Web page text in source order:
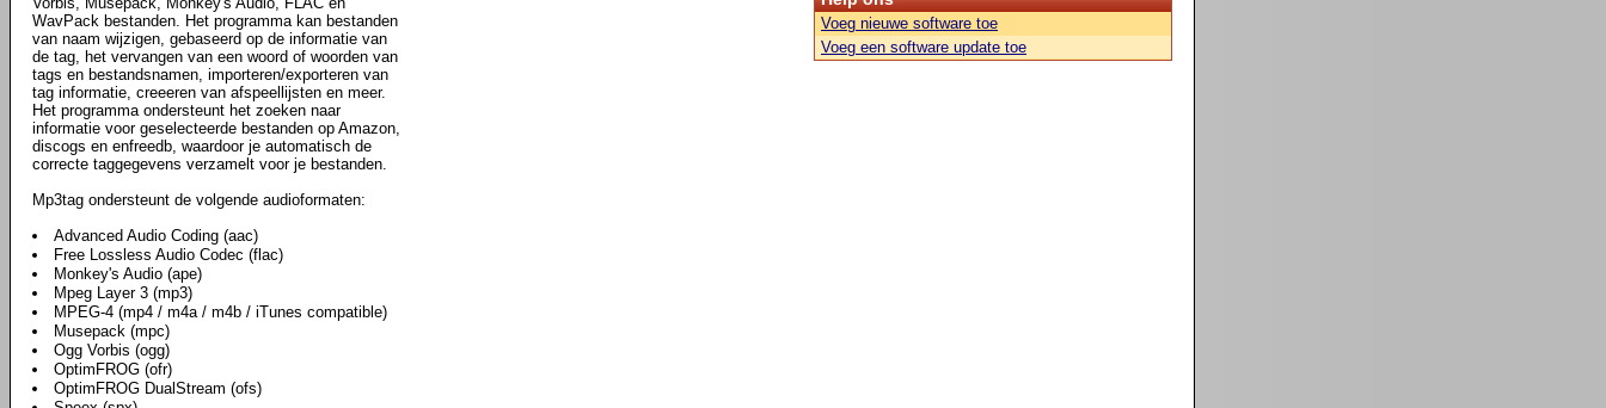
WavPack bestanden. Het programma kan bestanden
van naam wijzigen, gebaseerd op de informatie van
de tag, het vervangen van een woord of woorden van
tags en bestandsnamen, importeren/exporteren van
tag informatie, creeeren van afspeellijsten en meer.
Het programma ondersteunt het zoeken naar
informatie voor geselecteerde bestanden op Amazon,
discogs en enfreedb, waardoor je automatisch de
correcte taggegevens verzamelt voor je bestanden.
Mp3tag ondersteunt de volgende audioformaten:
Advanced Audio Coding (aac)
Free Lossless Audio Codec (flac)
Monkey's Audio (ape)
Mpeg Layer 3 (mp3)
MPEG-4 (mp4 / m4a / m4b / iTunes compatible)
Musepack (mpc)
Ogg Vorbis (ogg)
OptimFROG (ofr)
OptimFROG DualStream (ofs)
Voeg nieuwe software toe
Voeg een software update toe